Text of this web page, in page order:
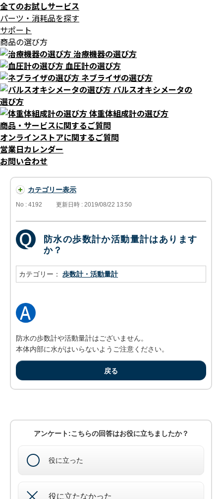
全てのお試しサービス
パーツ・消耗品を探す
サポート
商品の選び方
治療機器の選び方
血圧計の選び方
ネブライザの選び方
パルスオキシメータの
選び方
体重体組成計の選び方
商品・サービスに関するご質問
オンラインストアに関するご質問
営業日カレンダー
お問い合わせ
カテゴリー表示
No : 4192 更新日時 : 2019/08/22 13:50
防水の歩数計か活動量計はあります
か？
カテゴリー： 歩数計・活動量計
防水の歩数計や活動量計はございません。
本体内部に水がはいらないようご注意ください。
戻る
アンケート:こちらの回答はお役に立ちましたか？
役に立った
役に立たなかった